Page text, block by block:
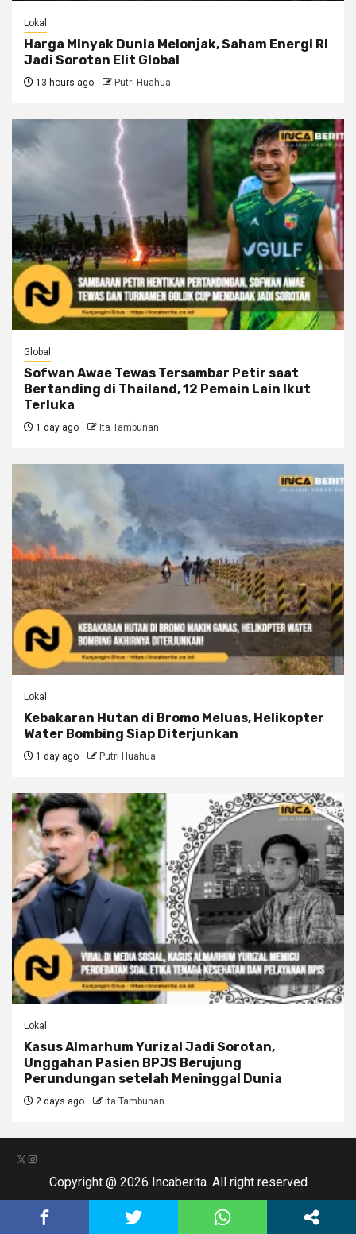
Lokal
Harga Minyak Dunia Melonjak, Saham Energi RI
Jadi Sorotan Elit Global
13 hours ago Putri Huahua
Global
Sofwan Awae Tewas Tersambar Petir saat
Bertanding di Thailand, 12 Pemain Lain Ikut
Terluka
1 day ago Ita Tambunan
Lokal
Kebakaran Hutan di Bromo Meluas, Helikopter
Water Bombing Siap Diterjunkan
1 day ago Putri Huahua
Lokal
Kasus Almarhum Yurizal Jadi Sorotan,
Unggahan Pasien BPJS Berujung
Perundungan setelah Meninggal Dunia
2 days ago Ita Tambunan
X Instagram
Copyright @ 2026 Incaberita. All right reserved